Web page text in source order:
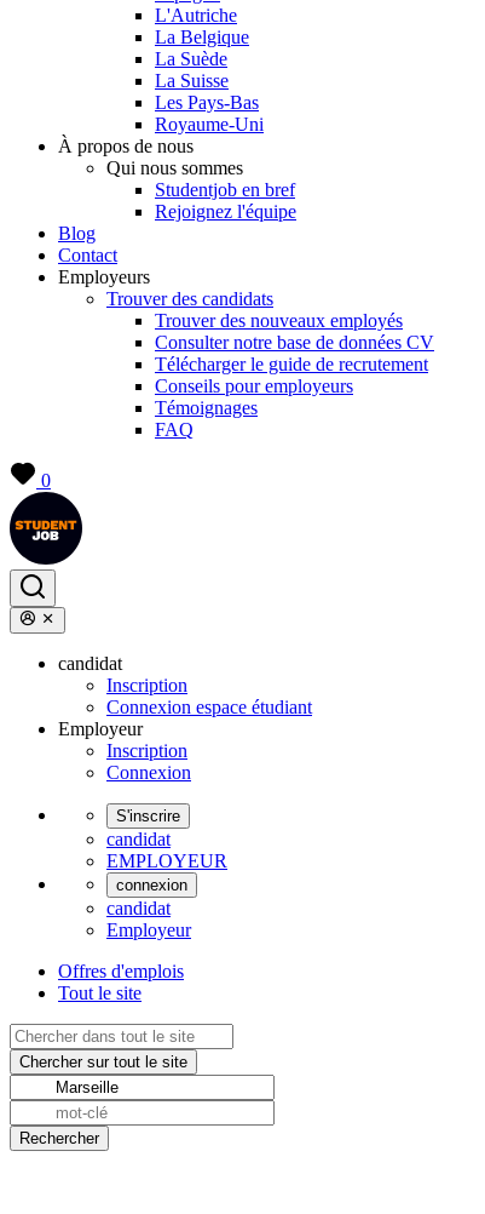
L'Autriche
La Belgique
La Suède
La Suisse
Les Pays-Bas
Royaume-Uni
À propos de nous
Qui nous sommes
Studentjob en bref
Rejoignez l'équipe
Blog
Contact
Employeurs
Trouver des candidats
Trouver des nouveaux employés
Consulter notre base de données CV
Télécharger le guide de recrutement
Conseils pour employeurs
Témoignages
FAQ
0
candidat
Inscription
Connexion espace étudiant
Employeur
Inscription
Connexion
S'inscrire
candidat
EMPLOYEUR
connexion
candidat
Employeur
Offres d'emplois
Tout le site